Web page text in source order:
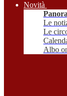
Novità
Le
Le
Albo